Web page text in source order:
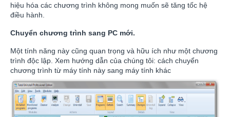
hiệu hóa các chương trình không mong muốn sẽ tăng tốc hệ
điều hành.
Chuyển chương trình sang PC mới.
Một tính năng này cũng quan trọng và hữu ích như một chương
trình độc lập. Xem hướng dẫn của chúng tôi: cách chuyển
chương trình từ máy tính này sang máy tính khác